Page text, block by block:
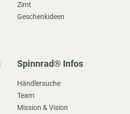
Zimt
Geschenkideen
Spinnrad® Infos
Händlersuche
Team
Mission & Vision